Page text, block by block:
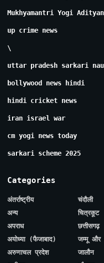
Mukhyamantri Yogi
up crime news
\
uttar pradesh sarkari
bollywood news hindi
hindi cricket news
iran israel war
cm yogi news today
sarkari scheme 2025
Categories
अंतर्राष्ट्रीय
अन्य
अपराध
अयोध्या (फैजाबाद)
अरुणाचल प्रदेश
चंदौली
चित्रकूट
छत्तीसगढ़
जम्मू और
जालौन